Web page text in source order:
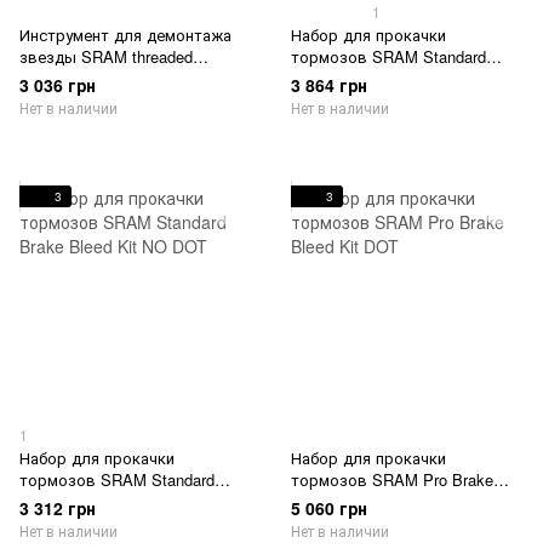
Инструмент для демонтажа
звезды SRAM threaded
chainring removal tool –
including back-up pin (for XX D1
/XXSL D1 PowerMeters with
3 036 грн
Нет в наличии
1
Набор для прокачки
тормозов SRAM Standard
Brake Bleed Kit DOT
3 864 грн
Нет в наличии
3
1
Набор для прокачки
тормозов SRAM Standard
Brake Bleed Kit NO DOT
3 312 грн
Нет в наличии
3
Набор для прокачки
тормозов SRAM Pro Brake
Bleed Kit DOT
5 060 грн
Нет в наличии